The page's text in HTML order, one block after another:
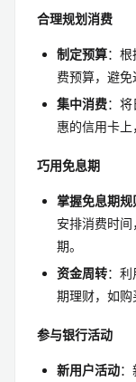
合理规划消费
制定预算：
费预算，避免
集中消费：
惠的信用卡上
巧用免息期
掌握免息期规
安排消费时
期。
资金周转：
期理财，如购
参与银行活动
新用户活动